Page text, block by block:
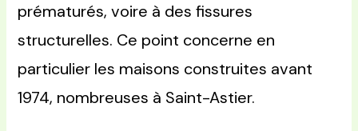
prématurés, voire à des fissures
structurelles. Ce point concerne en
particulier les maisons construites avant
1974, nombreuses à Saint-Astier.